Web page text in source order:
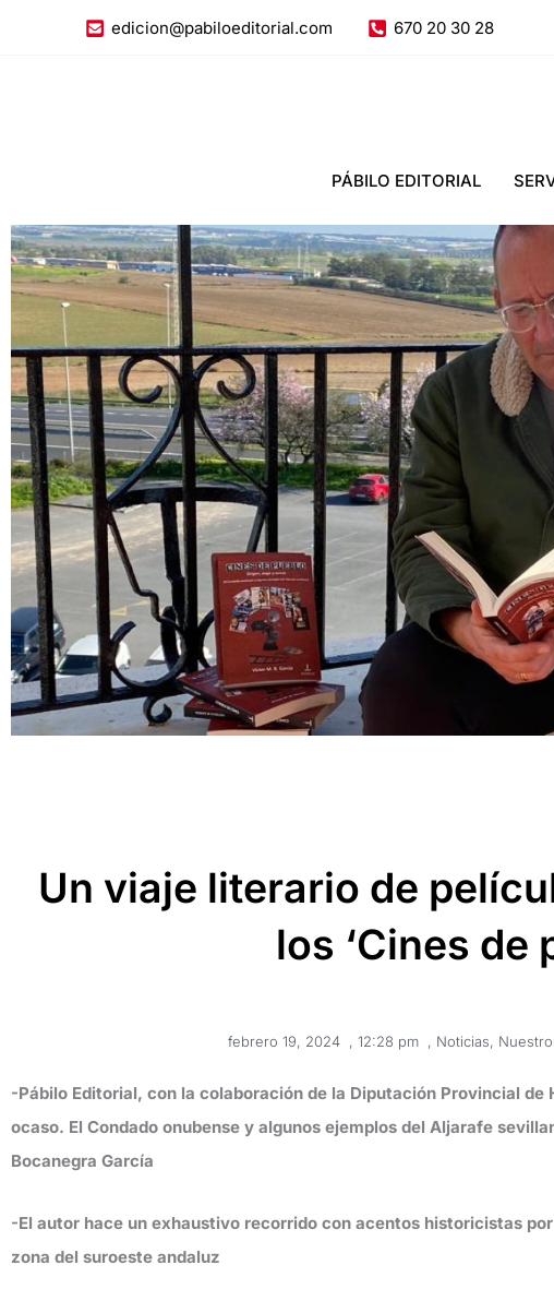
edicion@pabiloeditorial.com 670 20 30 28
PÁBILO EDITORIAL
Un viaje literario de
los ‘Cines de
febrero 19, 2024 , 12:28 pm , Noticias,
-Pábilo Editorial, con la colaboración de la Diputación Provincial de
ocaso. El Condado onubense y algunos ejemplos del Aljarafe
Bocanegra García
-El autor hace un exhaustivo recorrido con acentos historicistas
zona del suroeste andaluz